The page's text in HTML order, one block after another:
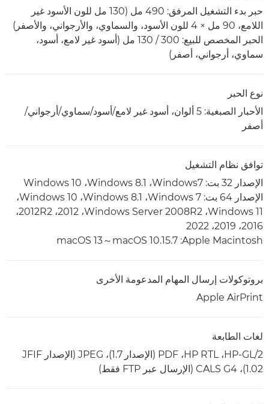
حبر بدء التشغيل المرفق: 490 مل (130 مل للون الأسود غير
اللامع، 90 مل × 4 للون الأسود، والسماوي، والأرجواني، والأصفر)
الحبر المخصص للبيع: 300 / 130 مل (أسود غير لامع، أسود،
سماوي، أرجواني، أصفر)
نوع الحبر
الأحبار الصبغية: 5 ألوان، أسود غير لامع/أسود/سماوي/أرجواني/
أصفر
توافق نظام التشغيل
الإصدار 32 بت: Windows7، ‏Windows 8.1، ‏Windows 10
الإصدار 64 بت: Windows 7،‏ Windows 8.1،‏ Windows 10،‏
Windows 11،‏ Windows Server 2008R2،‏ 2012، 2012R2،‏
2016، 2019، 2022
Apple Macintosh: ‏macOS 10.15.7～‏macOS 13
بروتوكولات إرسال المهام المدعومة الأخرى
Apple AirPrint
لغات الطابعة
HP-GL/2، ‏HP RTL، ‏PDF (الإصدار 1.7)، JPEG (الإصدار JFIF
1.02‏)، CALS G4 (الإرسال عبر FTP فقط)